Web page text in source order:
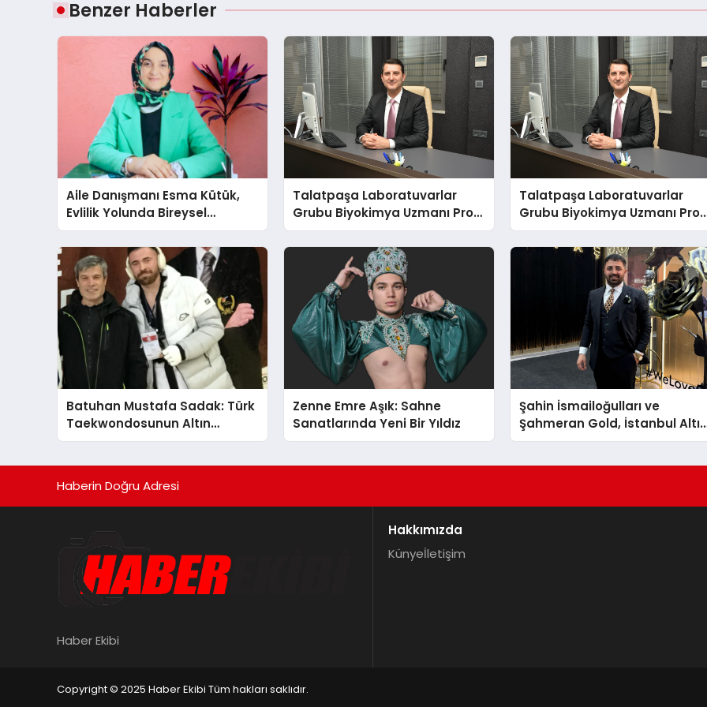
Benzer Haberler
Aile Danışmanı Esma Kütük,
Evlilik Yolunda Bireysel
Farkındalığın ve Sınırların
Gücünü Anlatıyor
Talatpaşa Laboratuvarlar
Grubu Biyokimya Uzmanı Prof.
Dr. Ahmet Var
Talatpaşa Laboratuvarlar
Grubu Biyokimya Uzmanı
Dr. Ahmet Var
Batuhan Mustafa Sadak: Türk
Taekwondosunun Altın
Yumruğu
Zenne Emre Aşık: Sahne
Sanatlarında Yeni Bir Yıldız
Şahin İsmailoğulları ve
Şahmeran Gold, İstanbul
Fuarı’nda Sektöre Damga
Haberin Doğru Adresi
Haber Ekibi
Hakkımızda
Künyeİletişim
Copyright © 2025 Haber Ekibi Tüm hakları saklıdır.